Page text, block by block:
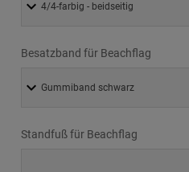
Besatzband für Beachflag
Standfuß für Beachflag